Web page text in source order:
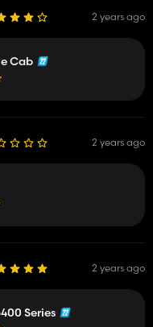
2 years ago
Cab
2 years ago
2 years ago
Series